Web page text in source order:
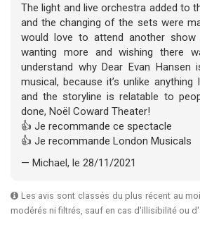
The light and live orchestra added to
and the changing of the sets were
would love to attend another
wanting more and wishing there
understand why Dear Evan Hansen
musical, because it’s unlike anything
and the storyline is relatable to
done, Noël Coward Theater!
👍 Je recommande ce spectacle
👍 Je recommande London Musicals
— Michael, le 28/11/2021
Les avis sont classés du plus récent au
modérés ni filtrés, sauf en cas d'illisibilité ou